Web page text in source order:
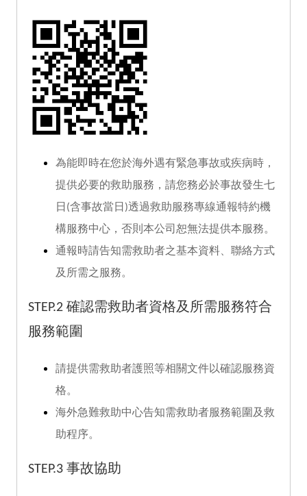
為能即時在您於海外遇有緊急事故或疾病時，
提供必要的救助服務，請您務必於事故發生七
日(含事故當日)透過救助服務專線通報特約機
構服務中心，否則本公司恕無法提供本服務。
通報時請告知需救助者之基本資料、聯絡方式
及所需之服務。
STEP.2 確認需救助者資格及所需服務符合
服務範圍
請提供需救助者護照等相關文件以確認服務資
格。
海外急難救助中心告知需救助者服務範圍及救
助程序。
STEP.3 事故協助